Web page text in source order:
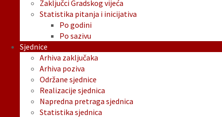
Zaključci Gradskog vijeća
Statistika pitanja i inicijativa
Po godini
Po sazivu
Sjednice
Arhiva zaključaka
Arhiva poziva
Održane sjednice
Realizacije sjednica
Napredna pretraga sjednica
Statistika sjednica